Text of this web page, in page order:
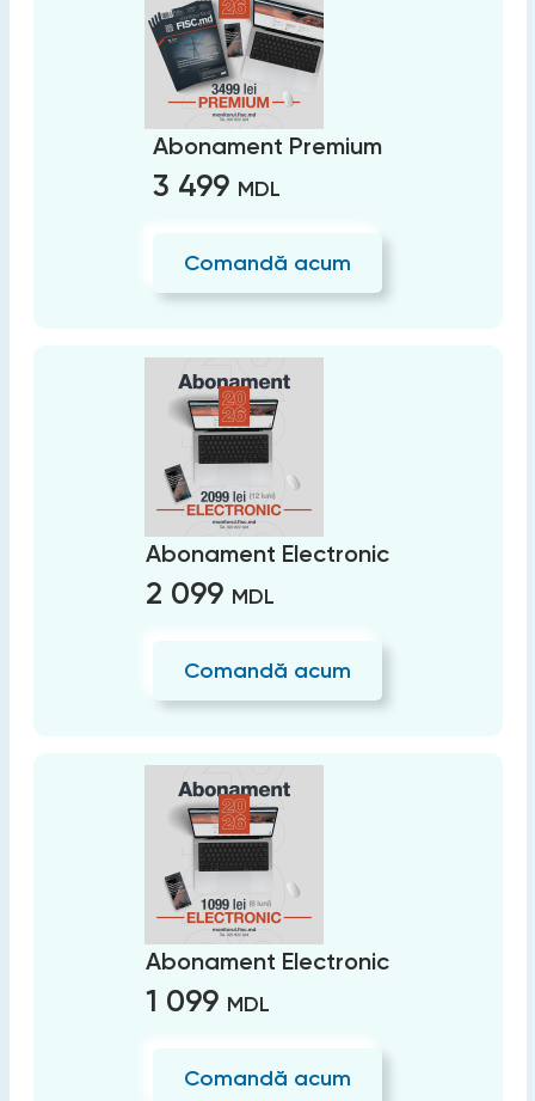
Abonament Premium
3 499 MDL
Comandă acum
Abonament Electronic
2 099 MDL
Comandă acum
Abonament Electronic
1 099 MDL
Comandă acum